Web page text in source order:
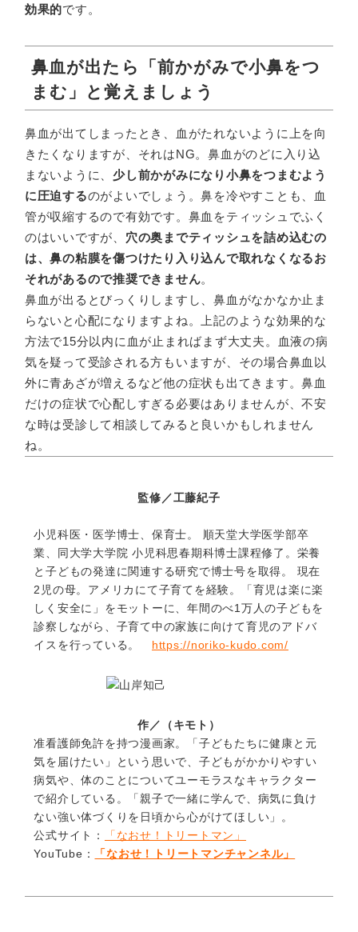
効果的です。
鼻血が出たら「前かがみで小鼻をつ
まむ」と覚えましょう
鼻血が出てしまったとき、血がたれないように上を向
きたくなりますが、それはNG。鼻血がのどに入り込
まないように、少し前かがみになり小鼻をつまむよう
に圧迫するのがよいでしょう。鼻を冷やすことも、血
管が収縮するので有効です。鼻血をティッシュでふく
のはいいですが、 穴の奥までティッシュを詰め込むの
は、鼻の粘膜を傷つけたり入り込んで取れなくなるお
それがあるので推奨できません。
鼻血が出るとびっくりしますし、鼻血がなかなか止ま
らないと心配になりますよね。上記のような効果的な
方法で15分以内に血が止まればまず大丈夫。血液の病
気を疑って受診される方もいますが、その場合鼻血以
外に青あざが増えるなど他の症状も出てきます。鼻血
だけの症状で心配しすぎる必要はありませんが、不安
な時は受診して相談してみると良いかもしれません
ね。
監修／工藤紀子
小児科医・医学博士、保育士。 順天堂大学医学部卒
業、同大学大学院 小児科思春期科博士課程修了。栄養
と子どもの発達に関連する研究で博士号を取得。 現在
2児の母。アメリカにて子育てを経験。「育児は楽に楽
しく安全に」をモットーに、年間のべ1万人の子どもを
診察しながら、子育て中の家族に向けて育児のアドバ
イスを行っている。
https://noriko-kudo.com/
作／（キモト）
准看護師免許を持つ漫画家。「子どもたちに健康と元
気を届けたい」という思いで、子どもがかかりやすい
病気や、体のことについてユーモラスなキャラクター
で紹介している。「親子で一緒に学んで、病気に負け
ない強い体づくりを日頃から心がけてほしい」。
公式サイト：
「なおせ！トリートマン」
YouTube：
「なおせ！トリートマンチャンネル」